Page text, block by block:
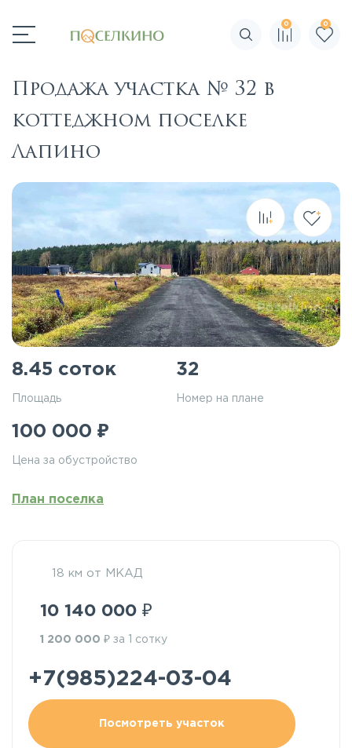
Поиск по сайту
0 0
Продажа участка № 32 в
коттеджном поселке
Лапино
8.45 соток
Площадь
32
Номер на плане
100 000 ₽
Цена за обустройство
План поселка
18 км от МКАД
10 140 000 ₽
1 200 000 ₽ за 1 сотку
+7(985)224-03-04
Посмотреть участок